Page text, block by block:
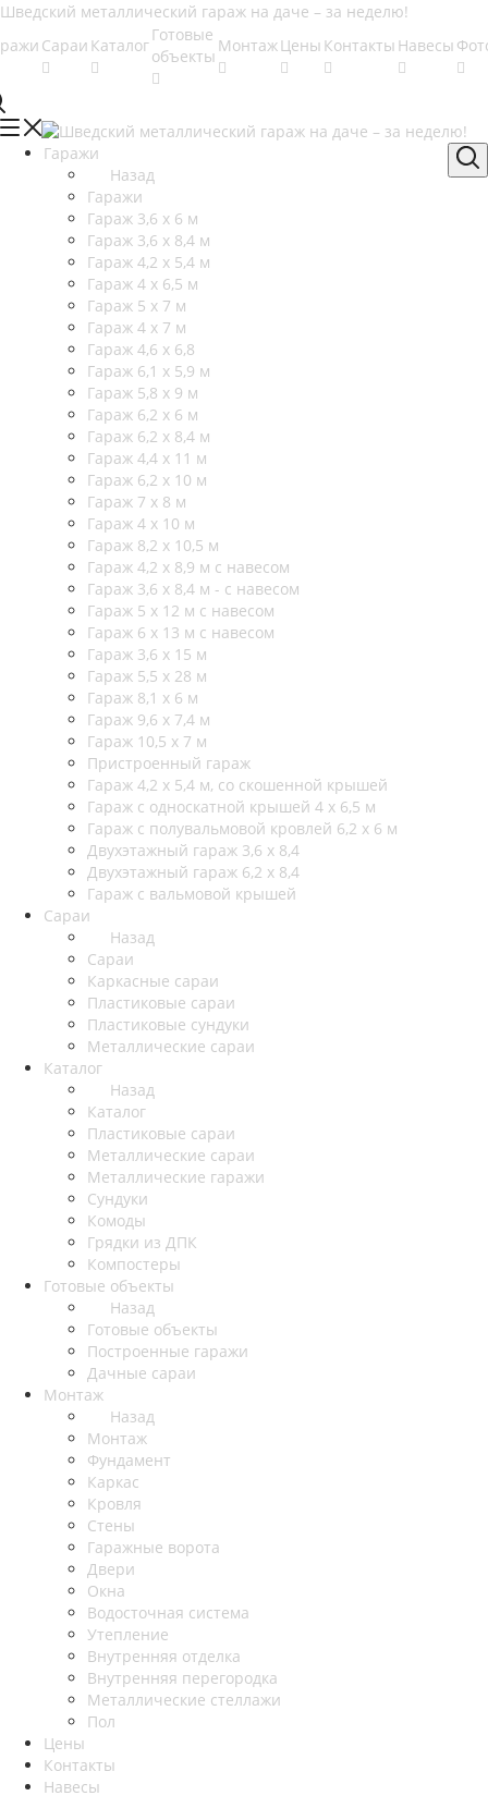
Сараи Каталог
Готовые
объекты
МонтажЦены Контакты Навесы
Гаражи
Назад
Гаражи
Гараж 3,6 х 6 м
Гараж 3,6 х 8,4 м
Гараж 4,2 х 5,4 м
Гараж 4 х 6,5 м
Гараж 5 х 7 м
Гараж 4 х 7 м
Гараж 4,6 х 6,8
Гараж 6,1 х 5,9 м
Гараж 5,8 х 9 м
Гараж 6,2 х 6 м
Гараж 6,2 х 8,4 м
Гараж 4,4 х 11 м
Гараж 6,2 х 10 м
Гараж 7 х 8 м
Гараж 4 х 10 м
Гараж 8,2 х 10,5 м
Гараж 4,2 х 8,9 м с навесом
Гараж 3,6 х 8,4 м - с навесом
Гараж 5 х 12 м с навесом
Гараж 6 х 13 м с навесом
Гараж 3,6 х 15 м
Гараж 5,5 х 28 м
Гараж 8,1 х 6 м
Гараж 9,6 х 7,4 м
Гараж 10,5 х 7 м
Пристроенный гараж
Гараж 4,2 х 5,4 м, со скошенной крышей
Гараж с односкатной крышей 4 х 6,5 м
Гараж с полувальмовой кровлей 6,2 х 6 м
Двухэтажный гараж 3,6 х 8,4
Двухэтажный гараж 6,2 х 8,4
Гараж с вальмовой крышей
Сараи
Назад
Сараи
Каркасные сараи
Пластиковые сараи
Пластиковые сундуки
Металлические сараи
Каталог
Назад
Каталог
Пластиковые сараи
Металлические сараи
Металлические гаражи
Сундуки
Комоды
Грядки из ДПК
Компостеры
Готовые объекты
Назад
Готовые объекты
Построенные гаражи
Дачные сараи
Монтаж
Назад
Монтаж
Фундамент
Каркас
Кровля
Стены
Гаражные ворота
Двери
Окна
Водосточная система
Утепление
Внутренняя отделка
Внутренняя перегородка
Металлические стеллажи
Пол
Цены
Контакты
Навесы